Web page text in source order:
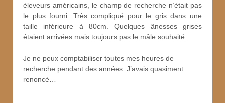
éleveurs américains, le champ de recherche n’était pas
le plus fourni. Très compliqué pour le gris dans une
taille inférieure à 80cm. Quelques ânesses grises
étaient arrivées mais toujours pas le mâle souhaité.
Je ne peux comptabiliser toutes mes heures de
recherche pendant des années. J’avais quasiment
renoncé…